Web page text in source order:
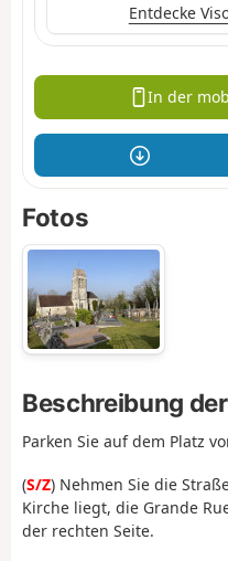
Entdecke
In der
Fotos
Beschreibung
Parken Sie auf dem Platz
(S/Z) Nehmen Sie die
Kirche liegt, die Grande
der rechten Seite.